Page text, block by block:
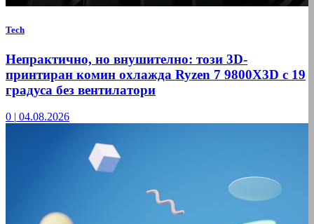
Tech
Непрактично, но внушително: този 3D-
принтиран комин охлажда Ryzen 7 9800X3D с 19
градуса без вентилатори
0 | 04.08.2026